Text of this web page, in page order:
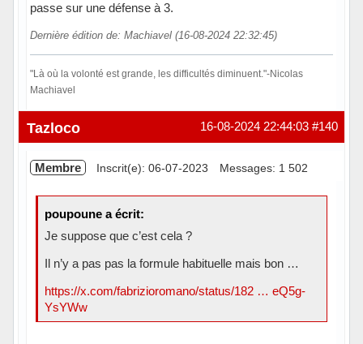
passe sur une défense à 3.
Dernière édition de: Machiavel (16-08-2024 22:32:45)
"Là où la volonté est grande, les difficultés diminuent."-Nicolas
Machiavel
Hors ligne #140
16-08-2024 22:44:03
Tazloco
Membre Inscrit(e): 06-07-2023 Messages: 1 502
poupoune a écrit:
Je suppose que c’est cela ?
Il n’y a pas pas la formule habituelle mais bon …
https://x.com/fabrizioromano/status/182 … eQ5g-
YsYWw